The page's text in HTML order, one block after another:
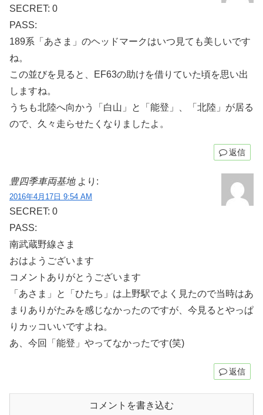
SECRET: 0
PASS:
189系「あさま」のヘッドマークはいつ見ても美しいです
ね。
この並びを見ると、EF63の助けを借りていた頃を思い出
しますね。
うちも北陸へ向かう「白山」と「能登」、「北陸」が居る
ので、久々走らせたくなりましたよ。
返信
豊四季車両基地 より:
2016年4月17日 9:54 AM
SECRET: 0
PASS:
南武蔵野線さま
おはようございます
コメントありがとうございます
「あさま」と「ひたち」は上野駅でよく見たので当時はあ
まりありがたみを感じなかったのですが、今見るとやっぱ
りカッコいいですよね。
あ、今回「能登」やってなかったです(笑)
返信
コメントを書き込む